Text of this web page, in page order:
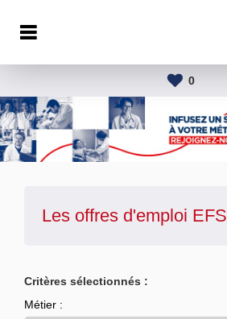
0
Les offres d'emploi EFS
Critères sélectionnés :
Métier :